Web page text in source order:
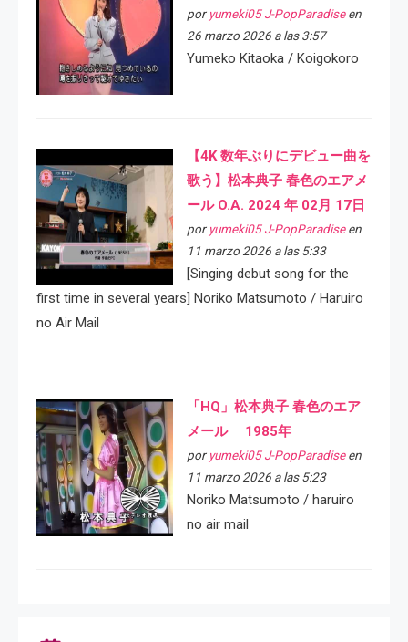
por yumeki05 J-PopParadiseen
26 marzo 2026 a las 3:57
Yumeko Kitaoka / Koigokoro
【4K 数年ぶりにデビュー曲を
歌う】松本典子 春色のエアメ
ール O.A. 2024 年 02月 17日
por yumeki05 J-PopParadiseen
11 marzo 2026 a las 5:33
[Singing debut song for the
first time in several years] Noriko Matsumoto / Haruiro
no Air Mail
「HQ」松本典子 春色のエア
メール 1985年
por yumeki05 J-PopParadiseen
11 marzo 2026 a las 5:23
Noriko Matsumoto / haruiro
no air mail